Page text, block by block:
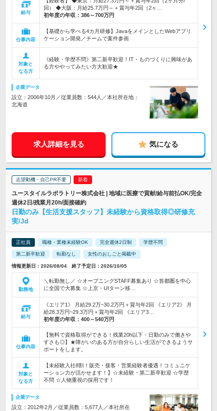
給与
回） ◆大阪：月給25.7万円～＋賞与年2回（2ヶ…
初年度の年収： 386～700万円
仕事内容
【基礎から学べる4カ月研修】JavaをメインとしたWebアプリ
ケーション開発／チームで案件参画
対象と
なる方
《経験・学歴不問》第二新卒歓迎！IT・ものづくりに興味があ
る方ややってみたい方大歓迎★
企業データ
設立：2006年10月／従業員数：544人／本社所在地：
北海道
求人詳細を見る 気になる
志望動機・自己PR不要
ユースタイルラボラトリー株式会社 | 地域に医療で貢献/給与前払OK/完全
週休2日/残業月20h/面接確約
日勤のみ【生活支援スタッフ】未経験から資格取得◎研修充
実/Jd
正社員 職種・業種未経験OK 完全週休2日制 学歴不問
第二新卒歓迎 転勤なし 女性のおしごと掲載中
情報更新日：2026/08/04 終了予定日：2026/10/05
勤務地
＼転勤無し／ ☆オープニングSTAFF募集あり ☆首都圏を中心
に全国で大募集 ☆上京・UIターン移…
給与
《エリア1》 月給29.2万~30.2万円＋賞与年2回 《エリア2》 月
給28.3万円~29.3万円＋賞与年2回 《エリア3…
初年度の年収： 400～540万円
仕事内容
【無料で資格取得ができる！残業20h以下・日勤のみで働きや
すさも◎】★障がいのある方が自分らしい生活ができるようサ
ポートをします。
対象と
なる方
【未経験入社8割！販売・接客・営業経験者優遇！コミュニケ
ーション力が活かせます！】☆未経験・第二新卒歓迎 ☆学歴
不問 ☆人物重視の採用です！
企業データ
設立：2012年2月／従業員数：5,677人／本社所在